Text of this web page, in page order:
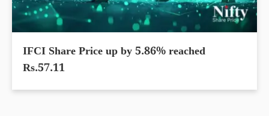
IFCI Share Price up by 5.86% reached
Rs.57.11